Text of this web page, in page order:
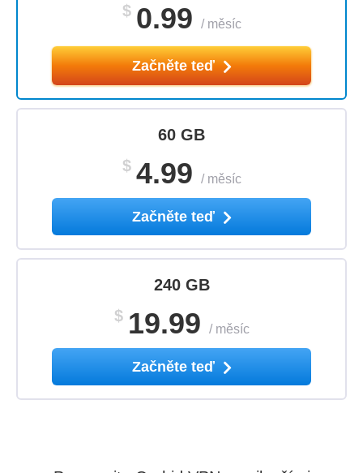
$ 0.99 / měsíc
Začněte teď
60 GB
$ 4.99 / měsíc
Začněte teď
240 GB
$ 19.99 / měsíc
Začněte teď